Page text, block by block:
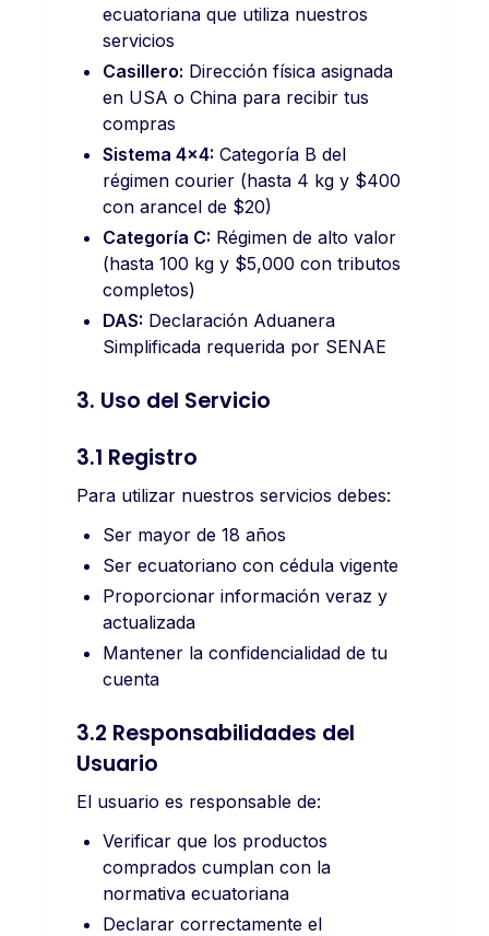
ecuatoriana que utiliza nuestros
servicios
Casillero: Dirección física asignada
en USA o China para recibir tus
compras
Sistema 4x4: Categoría B del
régimen courier (hasta 4 kg y $400
con arancel de $20)
Categoría C: Régimen de alto valor
(hasta 100 kg y $5,000 con tributos
completos)
DAS: Declaración Aduanera
Simplificada requerida por SENAE
3. Uso del Servicio
3.1 Registro
Para utilizar nuestros servicios debes:
Ser mayor de 18 años
Ser ecuatoriano con cédula vigente
Proporcionar información veraz y
actualizada
Mantener la confidencialidad de tu
cuenta
3.2 Responsabilidades del
Usuario
El usuario es responsable de:
Verificar que los productos
comprados cumplan con la
normativa ecuatoriana
Declarar correctamente el